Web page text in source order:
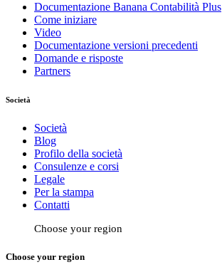
Documentazione Banana Contabilità Plus
Come iniziare
Video
Documentazione versioni precedenti
Domande e risposte
Partners
Società
Società
Blog
Profilo della società
Consulenze e corsi
Legale
Per la stampa
Contatti
Choose your region
Choose your region